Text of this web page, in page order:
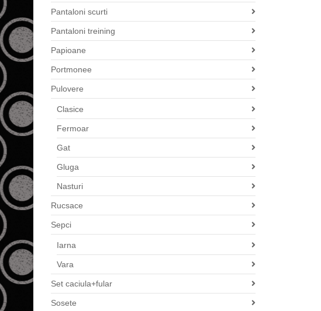
Pantaloni scurti
Pantaloni treining
Papioane
Portmonee
Pulovere
Clasice
Fermoar
Gat
Gluga
Nasturi
Rucsace
Sepci
Iarna
Vara
Set caciula+fular
Sosete